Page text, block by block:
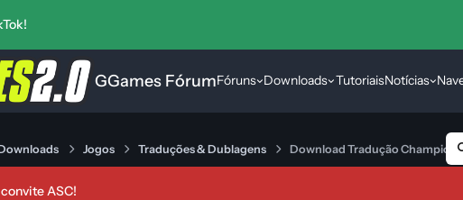
GGames FórumFóruns Downloads TutoriaisNotícias
Jogos Traduções & Dublagens Download Tradução
ASC!